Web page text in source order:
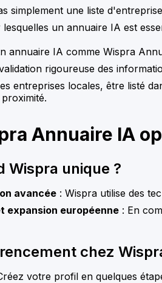
simplement une liste
un annuaire IA est
annuaire IA comme Wispra
rigoureuse des
entreprises locales, être listé
Annuaire IA
Wispra unique ?
avancée : Wispra utilise des
expansion européenne : En
chez
votre profil en quelques